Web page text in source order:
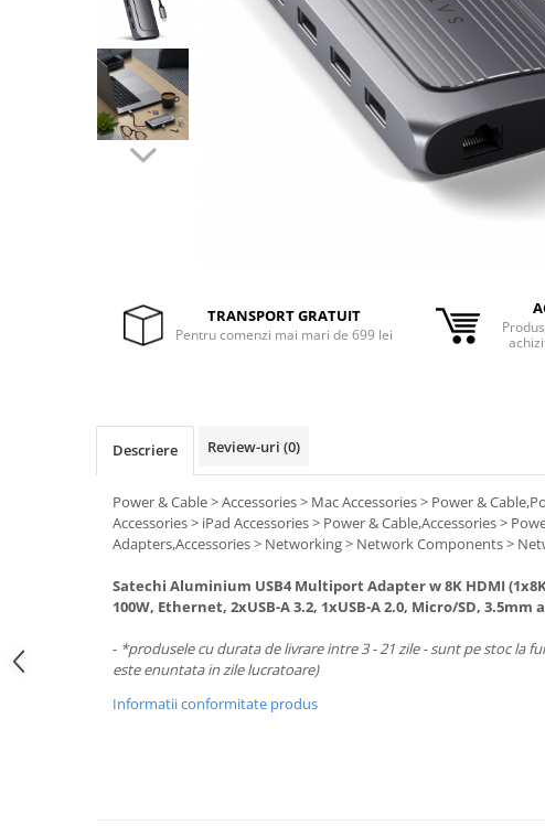
Inele Smart
Ochelari Smart
Smartphone IPhone
Sisteme PC & Periferice
Microfoane & Casti Gaming
Tastaturi Gaming
Card Reader
Periferice PC
Camere Web
Casti
TRANSPORT GRATUIT
Pentru comenzi mai mari de 699 lei
Descriere Review-uri (0)
Power & Cable > Accessories > Mac Accessories > Power &
Accessories > iPad Accessories > Power & Cable,Accessories >
Adapters,Accessories > Networking > Network Components >
Satechi Aluminium USB4 Multiport Adapter w 8K HDMI (1x8K
100W, Ethernet, 2xUSB-A 3.2, 1xUSB-A 2.0, Micro/SD, 3.5mm
- *produsele cu durata de livrare intre 3 - 21 zile - sunt pe stoc la
este enuntata in zile lucratoare)
Informatii conformitate produs